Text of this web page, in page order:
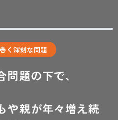
く深刻な問題
題の下で、
や親が年々増え続